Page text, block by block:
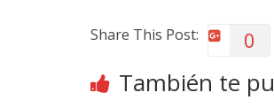
Share This Post: 0
También te